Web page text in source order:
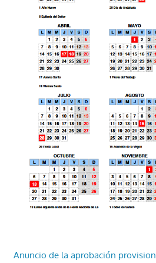
Anuncio de la aprobación